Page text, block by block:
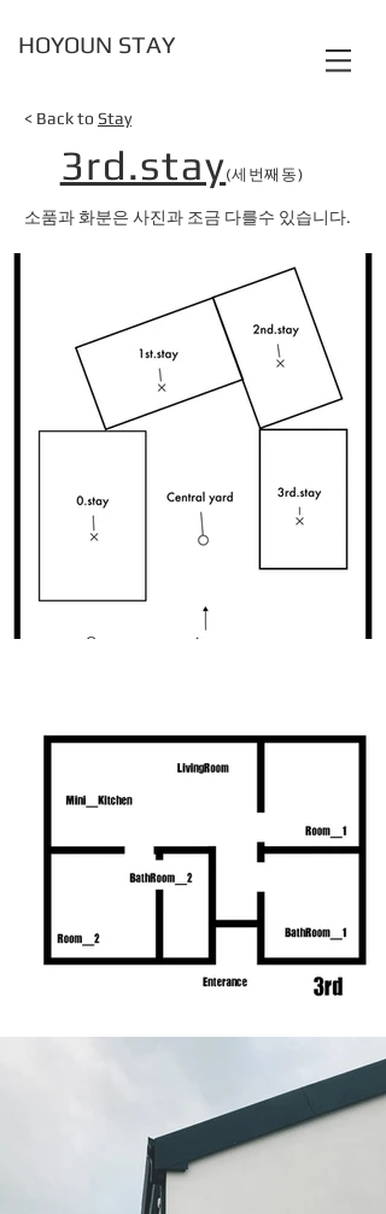
HOYOUN STAY
< Back to Stay
3rd.stay(세번째동)
​소품과 화분은 사진과 조금 다를수 있습니다.